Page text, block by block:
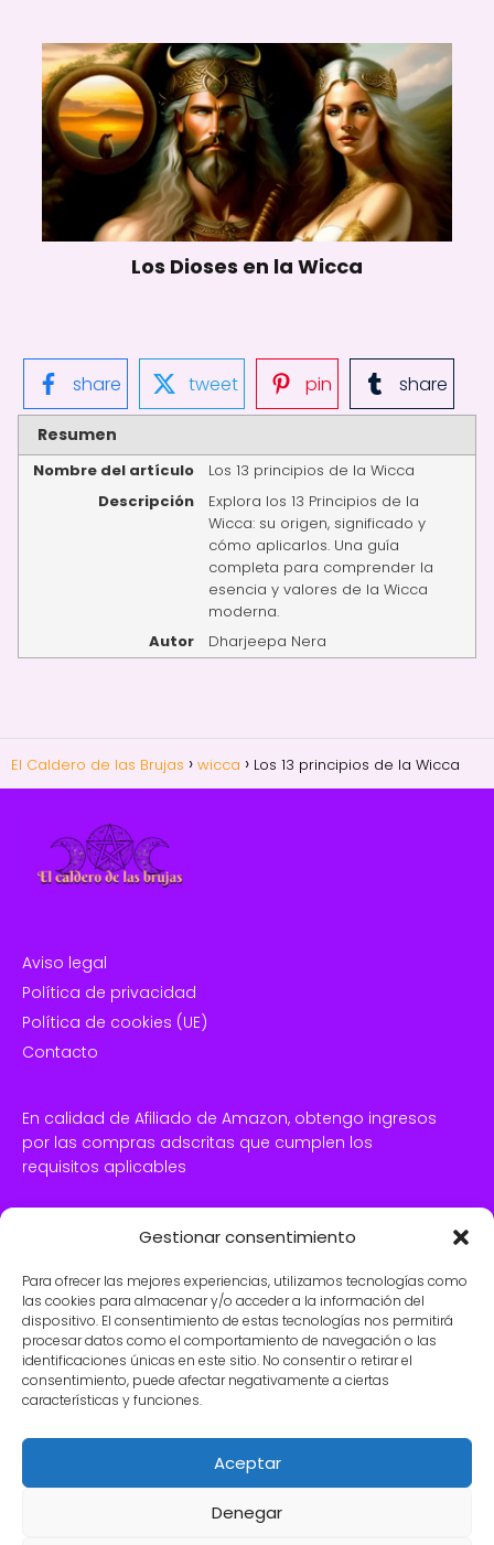
Gestionar consentimiento
Para ofrecer las mejores experiencias, utilizamos tecnologías como
las cookies para almacenar y/o acceder a la información del
dispositivo. El consentimiento de estas tecnologías nos permitirá
procesar datos como el comportamiento de navegación o las
identificaciones únicas en este sitio. No consentir o retirar el
consentimiento, puede afectar negativamente a ciertas
características y funciones.
Aceptar
Denegar
Los Dioses en la Wicca
share tweet pin share
Resumen
Nombre del artículo
Los 13 principios de la Wicca
Descripción
Explora los 13 Principios de la
Wicca: su origen, significado y
cómo aplicarlos. Una guía
completa para comprender la
esencia y valores de la Wicca
moderna.
Autor
Dharjeepa Nera
El Caldero de las Brujas wicca Los 13 principios de la Wicca
Aviso legal
Política de privacidad
Política de cookies (UE)
Contacto
En calidad de Afiliado de Amazon, obtengo ingresos
por las compras adscritas que cumplen los
requisitos aplicables
SÍGUENOS EN FACEBOOK
Haz clic para aceptar cookies de
marketing y permitir este contenido